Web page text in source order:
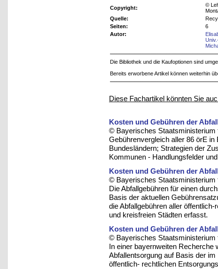
Copyright:
©
Quelle:
Seiten:
6
Autor:
Die Bibliothek und die Kaufoptionen sind
Bereits erworbene Artikel können weiterhin
Diese Fachartikel könnten Sie
Kosten und Gebühren der
© Bayerisches Staatsministerium
Gebührenvergleich aller 86 örE in
Bundesländern; Strategien der
Kommunen - Handlungsfelder
Kosten und Gebühren der
© Bayerisches Staatsministerium
Die Abfallgebühren für einen
Basis der aktuellen
die Abfallgebühren aller
und kreisfreien Städten erfasst.
Kosten und Gebühren der
© Bayerisches Staatsministerium
In einer bayernweiten Recherche
Abfallentsorgung auf Basis der
öffentlich- rechtlichen